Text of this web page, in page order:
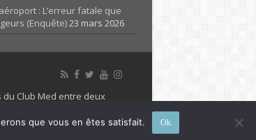
: L’erreur fatale que
(Enquête)23 mars 2026
Club Med entre deux
détenteur respectif. Le site
que vous en êtes satisfait. Ok